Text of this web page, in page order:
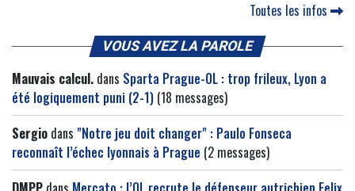
Toutes les infos
VOUS AVEZ LA PAROLE
Mauvais calcul. dans Sparta Prague-OL : trop frileux, Lyon a
été logiquement puni (2-1) (18 messages)
Sergio dans "Notre jeu doit changer" : Paulo Fonseca
reconnaît l’échec lyonnais à Prague (2 messages)